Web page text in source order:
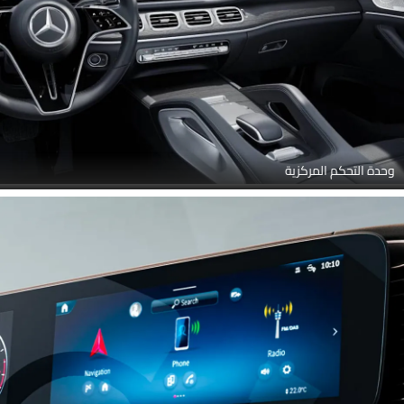
وحدة التحكم المركزية